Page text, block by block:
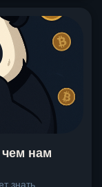
нам
знать